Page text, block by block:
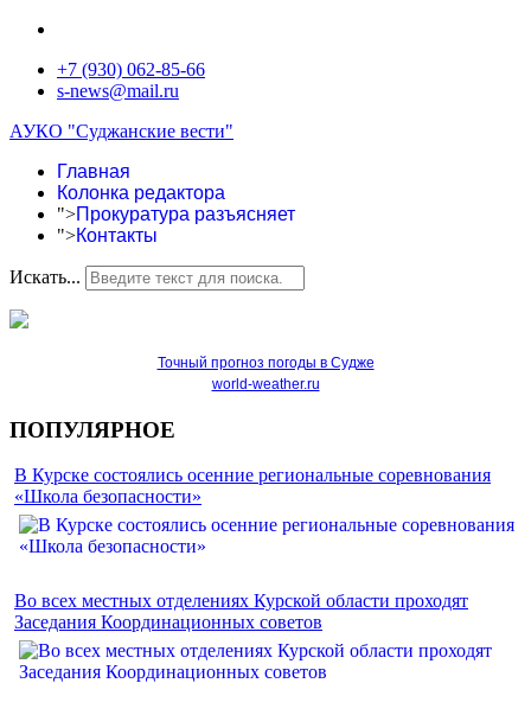
+7 (930) 062-85-66
s-news@mail.ru
АУКО "Суджанские вести"
Главная
Колонка редактора
">Прокуратура разъясняет
">Контакты
Искать...
Точный прогноз погоды в Судже
world-weather.ru
ПОПУЛЯРНОЕ
В Курске состоялись осенние региональные соревнования
«Школа безопасности»
Во всех местных отделениях Курской области проходят
Заседания Координационных советов